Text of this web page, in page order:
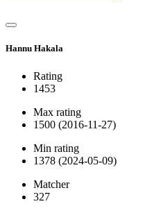
Hannu Hakala
Rating
1453
Max rating
1500 (2016-11-27)
Min rating
1378 (2024-05-09)
Matcher
327